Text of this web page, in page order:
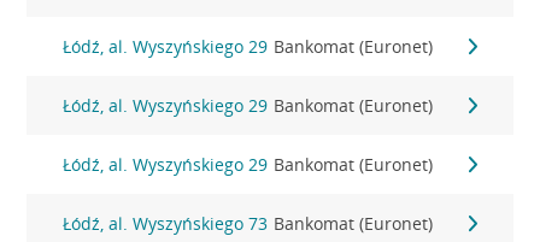
Łódź, al. Wyszyńskiego 29 Bankomat (Euronet)
Łódź, al. Wyszyńskiego 29 Bankomat (Euronet)
Łódź, al. Wyszyńskiego 29 Bankomat (Euronet)
Łódź, al. Wyszyńskiego 73 Bankomat (Euronet)